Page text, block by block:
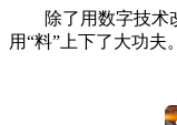
除了用数字技术改
用“料”上下了大功夫。